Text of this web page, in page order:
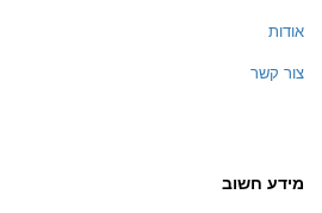
אודות
צור קשר
מידע חשוב